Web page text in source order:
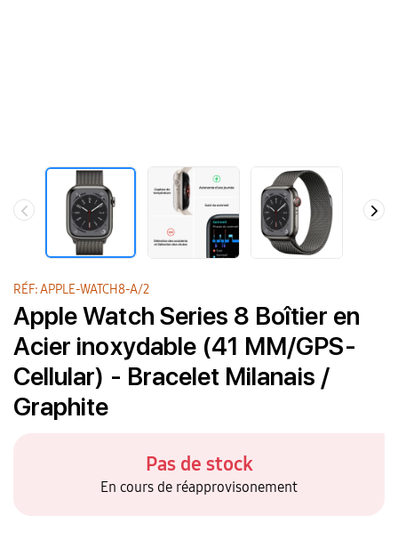
RÉF: APPLE-WATCH8-A/2
Apple Watch Series 8 Boîtier en
Acier inoxydable (41 MM/GPS-
Cellular) - Bracelet Milanais /
Graphite
Pas de stock
En cours de réapprovisonement